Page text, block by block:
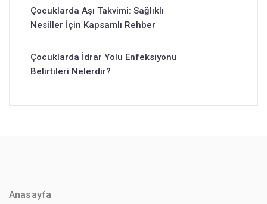
Çocuklarda Aşı Takvimi: Sağlıklı
Nesiller İçin Kapsamlı Rehber
Çocuklarda İdrar Yolu Enfeksiyonu
Belirtileri Nelerdir?
Anasayfa